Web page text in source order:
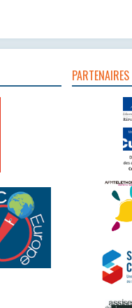
PARTENAIRES